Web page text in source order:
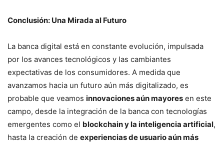
Conclusión: Una Mirada al Futuro
La banca digital está en constante evolución, impulsada
por los avances tecnológicos y las cambiantes
expectativas de los consumidores. A medida que
avanzamos hacia un futuro aún más digitalizado, es
probable que veamos innovaciones aún mayores en este
campo, desde la integración de la banca con tecnologías
emergentes como el blockchain y la inteligencia artificial,
hasta la creación de experiencias de usuario aún más